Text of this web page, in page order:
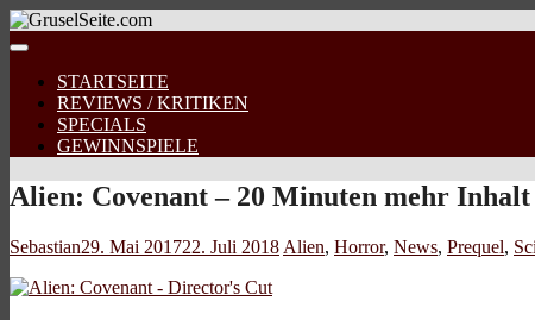
STARTSEITE
REVIEWS / KRITIKEN
SPECIALS
GEWINNSPIELE
Alien: Covenant – 20 Minuten mehr Inhalt
Sebastian29. Mai 201722. Juli 2018 Alien, Horror, News, Prequel,